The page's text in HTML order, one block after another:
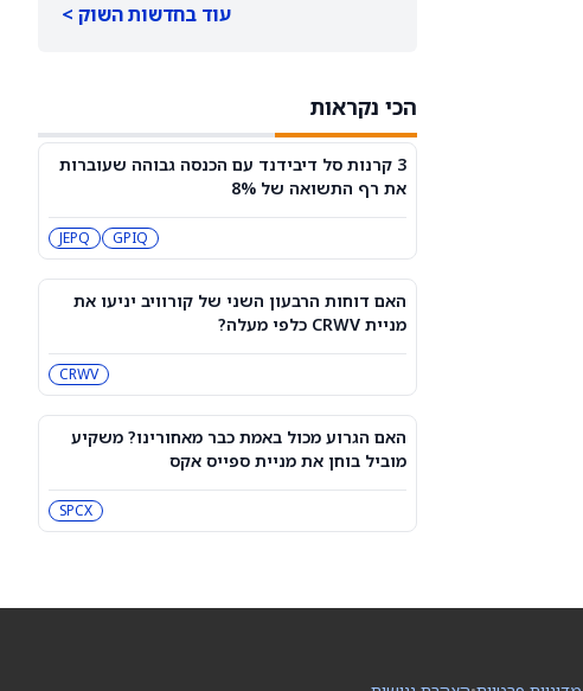
עסקת קורסור של ספייס אקס בשווי 60
מיליארד דולר עשויה להיסגר כבר בשבוע
הבא… אבל המותג Cursor עלול להיעלם
SPCX
PC:CURSO
מניית מעקב? ג'פריס גרופ שוקלת את
הספקולציות על מיזוג בין SpaceX
לטסלה
3 תעודות הסל הטובות ביותר להשקעה,
VV
שוק המניות היום: SPY ו-QQQ עלו לאחר
שדוח תעסוקה מאכזב שינה את ציפיות
הריבית
DIA
QQQ
עוד בחדשות השוק >
הכי נקראות
3 קרנות סל דיבידנד עם הכנסה גבוהה שעוברות
את רף התשואה של 8%
GPIQ
JEPQ
האם דוחות הרבעון השני של קורוויב יניעו את
מניית CRWV כלפי מעלה?
CRWV
האם הגרוע מכול באמת כבר מאחורינו? משקיע
מוביל בוחן את מניית ספייס אקס
SPCX